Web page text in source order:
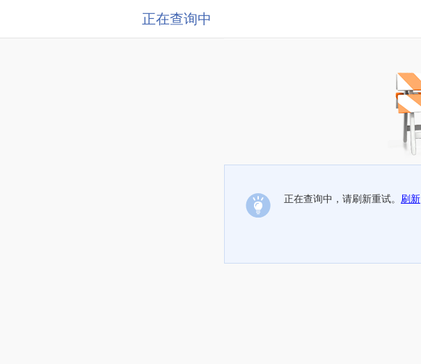
正在查询中
正在查询中，请刷新重试。 刷新